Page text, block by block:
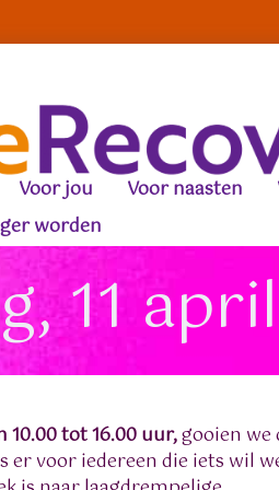
Voor jou Voor naasten
worden
11
10.00 tot 16.00 uur,gooien we
er voor iedereen die iets wil